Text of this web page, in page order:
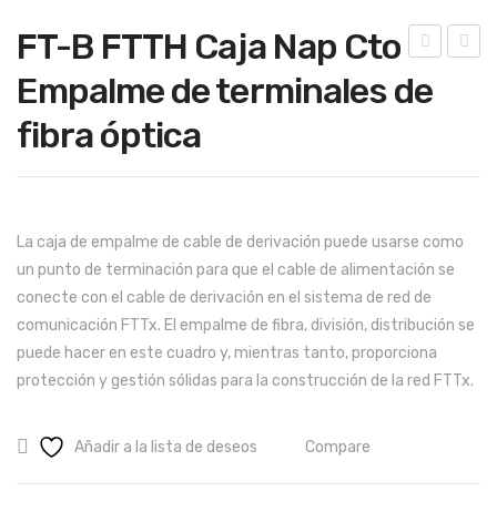
E
TIC
AT-
FT-B FTTH Caja Nap Cto
Empalme de terminales de
fibra óptica
La caja de empalme de cable de derivación puede usarse como
un punto de terminación para que el cable de alimentación se
conecte con el cable de derivación en el sistema de red de
comunicación FTTx. El empalme de fibra, división, distribución se
puede hacer en este cuadro y, mientras tanto, proporciona
protección y gestión sólidas para la construcción de la red FTTx.
Añadir a la lista de deseos Compare